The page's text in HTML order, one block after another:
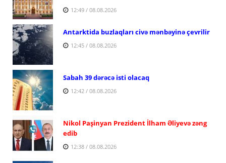
12:49 / 08.08.2026
Antarktida buzlaqları civə mənbəyinə çevrilir
12:45 / 08.08.2026
Sabah 39 dərəcə isti olacaq
12:42 / 08.08.2026
Nikol Paşinyan Prezident İlham Əliyevə zəng
edib
12:38 / 08.08.2026